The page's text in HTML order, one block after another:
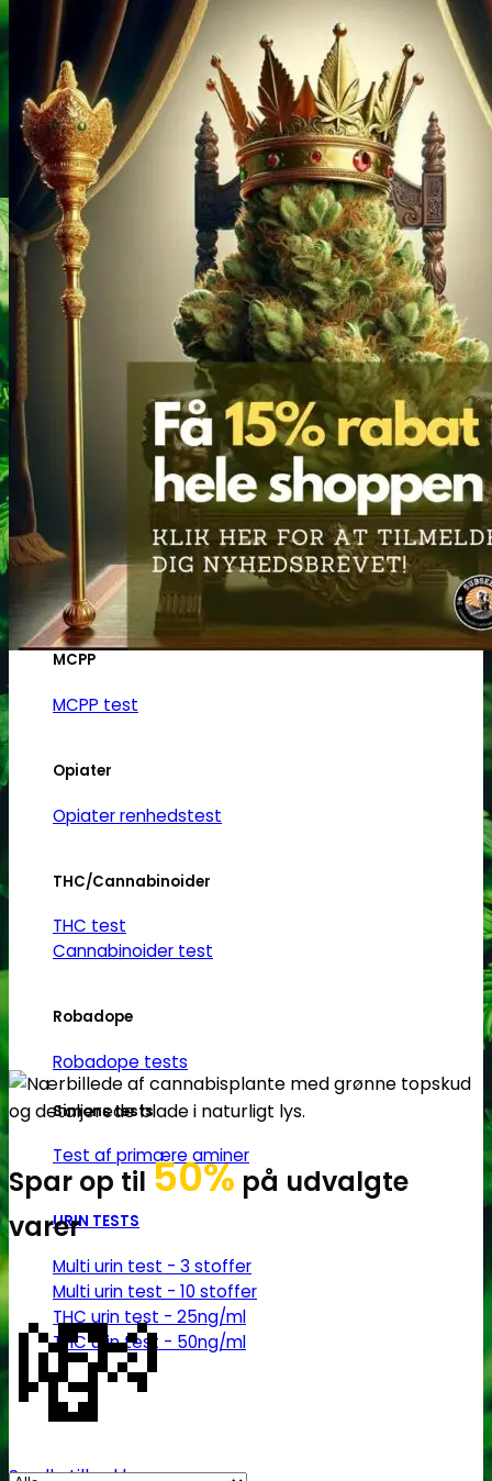
Heroin
Heroin renhedstest
Badesalte
Badesalte renhedstest
LSD
LSD renhedstest
Benzodiazepiner
Benzoer renhedstest
GHB/Hætter
GHB/Hætter renhedstest
Ketamin
Ketamin renhedstest
MCPP
MCPP test
Opiater
Opiater renhedstest
THC/Cannabinoider
THC test
Cannabinoider test
Robadope
Robadope tests
Simons tests
Test af primære aminer
URIN TESTS
Multi urin test - 3 stoffer
Multi urin test - 10 stoffer
THC urin test - 25ng/ml
THC urin test - 50ng/ml
Spar op til 50% på udvalgte
varer
💸